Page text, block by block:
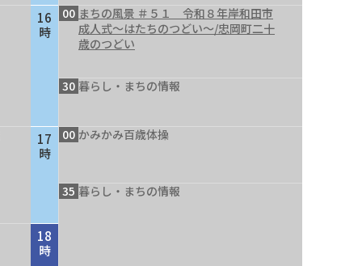
16
時
17
時
18
時
00 まちの風景 ＃５１ 令和８年岸和田市
成人式～はたちのつどい～/忠岡町二十
歳のつどい
30 暮らし・まちの情報
00 かみかみ百歳体操
35 暮らし・まちの情報